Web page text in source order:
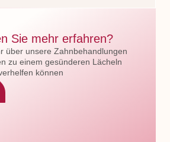
Sie mehr erfahren?
über unsere Zahnbehandlungen
zu einem gesünderen Lächeln
können